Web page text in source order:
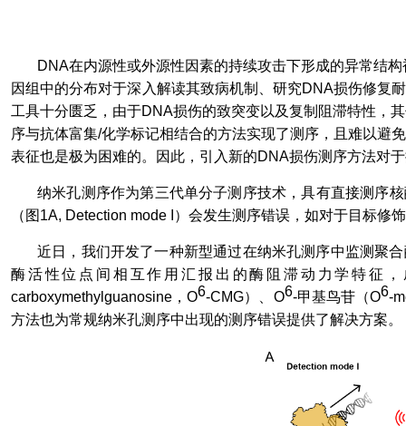
DNA在内源性或外源性因素的持续攻击下形成的异常结构
因组中的分布对于深入解读其致病机制、研究DNA损伤修复
工具十分匮乏，由于DNA损伤的致突变以及复制阻滞特性，
序与抗体富集/化学标记相结合的方法实现了测序，且难以避
表征也是极为困难的。因此，引入新的DNA损伤测序方法对
纳米孔测序作为第三代单分子测序技术，具有直接测序
（图1A, Detection mode ）会发生测序错误，如对于目标修
近日，我们开发了一种新型通过在纳米孔测序中监测聚
酶活性位点间相互作用汇报出的酶阻滞动力学特征
carboxymethylguanosine ，O6-CMG）、 O6-甲基鸟苷（O6-
方法也为常规纳米孔测序中出现的测序错误提供了解决方案。